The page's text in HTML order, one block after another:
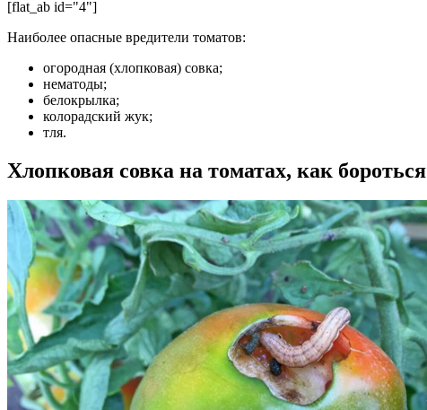
[flat_ab id="4"]
Наиболее опасные вредители томатов:
огородная (хлопковая) совка;
нематоды;
белокрылка;
колорадский жук;
тля.
Хлопковая совка на томатах, как бороться